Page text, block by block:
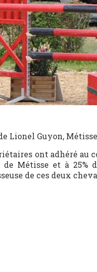
Lionel Guyon,
ont adhéré au
de Métisse et à 25%
de ces deux